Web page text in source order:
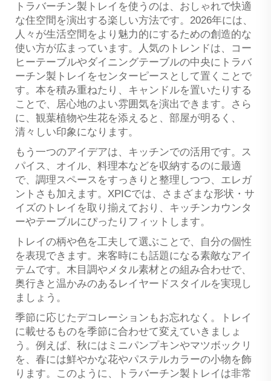
トラバーチン製トレイを使うのは、おしゃれで快適
な住空間を演出する楽しい方法です。2026年には、
人々が生活空間をより魅力的にするための創造的な
使い方が広まっています。人気のトレンドは、コー
ヒーテーブルやダイニングテーブルの中央にトラバ
ーチン製トレイをセンターピースとして置くことで
す。本を積み重ねたり、キャンドルを置いたりする
ことで、居心地のよい雰囲気を演出できます。さら
に、観葉植物や生花を添えると、部屋が明るく、
清々しい印象になります。
もう一つのアイデアは、キッチンでの活用です。ス
パイス、オイル、料理本などを収納するのに最適
で、調理スペースをすっきりと整理しつつ、エレガ
ントさも加えます。XPICでは、さまざまな形状・サ
イズのトレイを取り揃えており、キッチンカウンタ
ーやテーブルにぴったりフィットします。
トレイの柄や色を工夫して選ぶことで、自分の個性
を表現できます。来客時にも話題になる素敵なアイ
テムです。木目調やメタル素材との組み合わせで、
奥行きと温かみのあるレイヤードスタイルを実現し
ましょう。
季節に応じたデコレーションもお忘れなく。トレイ
に載せるものを季節に合わせて変えていきましょ
う。例えば、秋にはミニパンプキンやマツボックリ
を、春には鮮やかな花やパステルカラーの小物を飾
ります。このように、トラバーチン製トレイは非常